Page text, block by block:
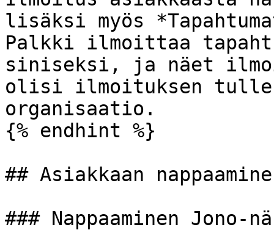
lisäksi myös
Palkki ilmoittaa
siniseksi, ja näet
olisi ilmoituksen
organisaatio.
{% endhint %}
## Asiakkaan
### Nappaaminen Jono-